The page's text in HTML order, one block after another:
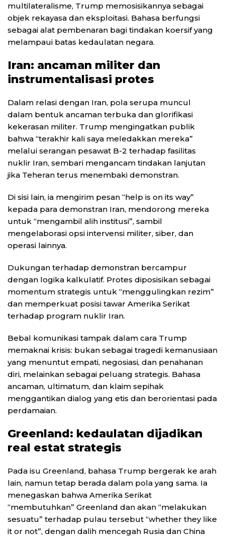
multilateralisme, Trump memosisikannya sebagai
objek rekayasa dan eksploitasi. Bahasa berfungsi
sebagai alat pembenaran bagi tindakan koersif yang
melampaui batas kedaulatan negara.
Iran: ancaman militer dan
instrumentalisasi protes
Dalam relasi dengan Iran, pola serupa muncul
dalam bentuk ancaman terbuka dan glorifikasi
kekerasan militer. Trump mengingatkan publik
bahwa “terakhir kali saya meledakkan mereka”
melalui serangan pesawat B-2 terhadap fasilitas
nuklir Iran, sembari mengancam tindakan lanjutan
jika Teheran terus menembaki demonstran.
Di sisi lain, ia mengirim pesan “help is on its way”
kepada para demonstran Iran, mendorong mereka
untuk “mengambil alih institusi”, sambil
mengelaborasi opsi intervensi militer, siber, dan
operasi lainnya.
Dukungan terhadap demonstran bercampur
dengan logika kalkulatif. Protes diposisikan sebagai
momentum strategis untuk “menggulingkan rezim”
dan memperkuat posisi tawar Amerika Serikat
terhadap program nuklir Iran.
Bebal komunikasi tampak dalam cara Trump
memaknai krisis: bukan sebagai tragedi kemanusiaan
yang menuntut empati, negosiasi, dan penahanan
diri, melainkan sebagai peluang strategis. Bahasa
ancaman, ultimatum, dan klaim sepihak
menggantikan dialog yang etis dan berorientasi pada
perdamaian.
Greenland: kedaulatan dijadikan
real estat strategis
Pada isu Greenland, bahasa Trump bergerak ke arah
lain, namun tetap berada dalam pola yang sama. Ia
menegaskan bahwa Amerika Serikat
“membutuhkan” Greenland dan akan “melakukan
sesuatu” terhadap pulau tersebut “whether they like
it or not”, dengan dalih mencegah Rusia dan China